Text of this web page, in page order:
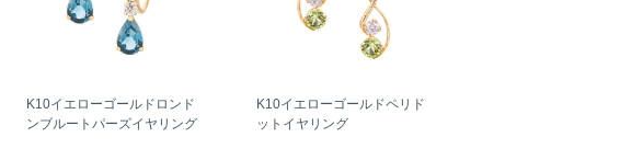
K10イエローゴールドロンド
ンブルートパーズイヤリング
K10イエローゴールドペリド
ットイヤリング